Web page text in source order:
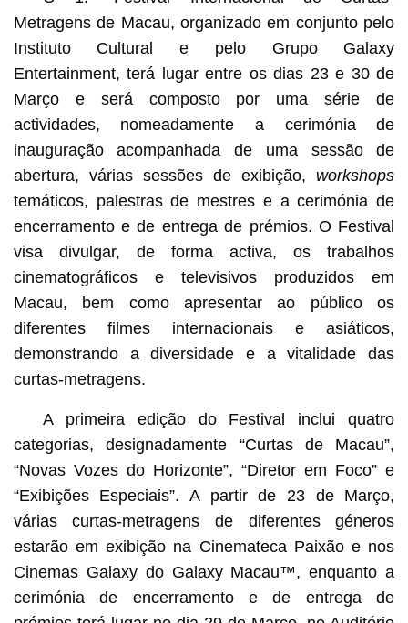
Metragens de Macau, organizado em conjunto pelo
Instituto Cultural e pelo Grupo Galaxy
Entertainment, terá lugar entre os dias 23 e 30 de
Março e será composto por uma série de
actividades, nomeadamente a cerimónia de
inauguração acompanhada de uma sessão de
abertura, várias sessões de exibição, workshops
temáticos, palestras de mestres e a cerimónia de
encerramento e de entrega de prémios. O Festival
visa divulgar, de forma activa, os trabalhos
cinematográficos e televisivos produzidos em
Macau, bem como apresentar ao público os
diferentes filmes internacionais e asiáticos,
demonstrando a diversidade e a vitalidade das
curtas-metragens.
A primeira edição do Festival inclui quatro
categorias, designadamente “Curtas de Macau”,
“Novas Vozes do Horizonte”, “Diretor em Foco” e
“Exibições Especiais”. A partir de 23 de Março,
várias curtas-metragens de diferentes géneros
estarão em exibição na Cinemateca Paixão e nos
Cinemas Galaxy do Galaxy Macau™, enquanto a
cerimónia de encerramento e de entrega de